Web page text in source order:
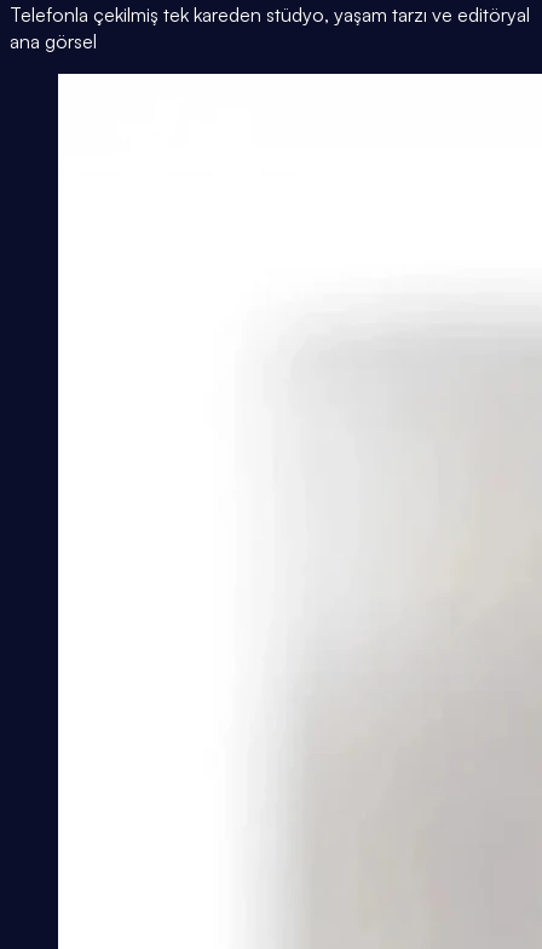
Telefonla çekilmiş tek kareden stüdyo, yaşam tarzı ve editöryal
ana görsel